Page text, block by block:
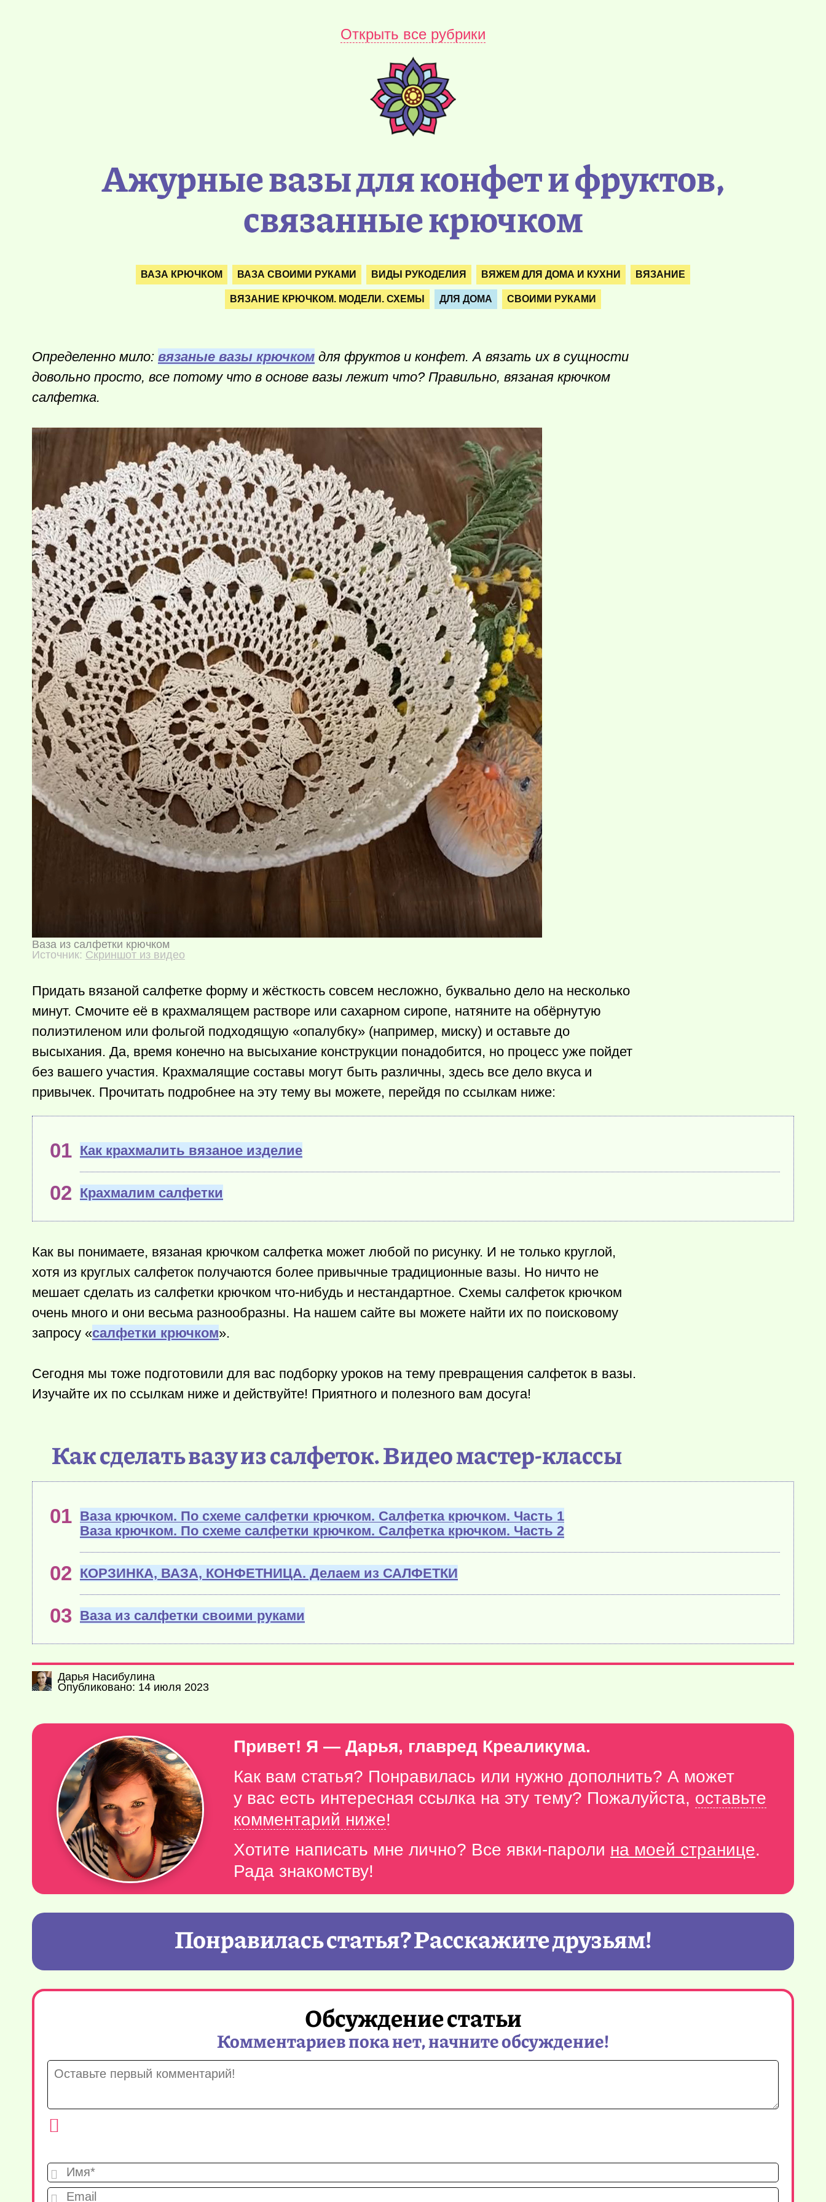
Открыть все рубрики
Ажурные вазы для конфет и фруктов,
связанные крючком
ВАЗА КРЮЧКОМ ВАЗА СВОИМИ РУКАМИ ВИДЫ РУКОДЕЛИЯ ВЯЖЕМ ДЛЯ ДОМА И КУХНИ ВЯЗАНИЕ
ВЯЗАНИЕ КРЮЧКОМ. МОДЕЛИ. СХЕМЫ ДЛЯ ДОМА СВОИМИ РУКАМИ
Определенно мило: вязаные вазы крючком для фруктов и конфет. А вязать их в сущности
довольно просто, все потому что в основе вазы лежит что? Правильно, вязаная крючком
салфетка.
Ваза из салфетки крючком
Источник: Скриншот из видео
Придать вязаной салфетке форму и жёсткость совсем несложно, буквально дело на несколько
минут. Смочите её в крахмалящем растворе или сахарном сиропе, натяните на обёрнутую
полиэтиленом или фольгой подходящую «опалубку» (например, миску) и оставьте до
высыхания. Да, время конечно на высыхание конструкции понадобится, но процесс уже пойдет
без вашего участия. Крахмалящие составы могут быть различны, здесь все дело вкуса и
привычек. Прочитать подробнее на эту тему вы можете, перейдя по ссылкам ниже:
Как крахмалить вязаное изделие
Крахмалим салфетки
Как вы понимаете, вязаная крючком салфетка может любой по рисунку. И не только круглой,
хотя из круглых салфеток получаются более привычные традиционные вазы. Но ничто не
мешает сделать из салфетки крючком что-нибудь и нестандартное. Схемы салфеток крючком
очень много и они весьма разнообразны. На нашем сайте вы можете найти их по поисковому
запросу «салфетки крючком».
Сегодня мы тоже подготовили для вас подборку уроков на тему превращения салфеток в вазы.
Изучайте их по ссылкам ниже и действуйте! Приятного и полезного вам досуга!
Как сделать вазу из салфеток. Видео мастер-классы
Ваза крючком. По схеме салфетки крючком. Салфетка крючком. Часть 1
Ваза крючком. По схеме салфетки крючком. Салфетка крючком. Часть 2
КОРЗИНКА, ВАЗА, КОНФЕТНИЦА. Делаем из САЛФЕТКИ
Ваза из салфетки своими руками
Дарья Насибулина
Опубликовано: 14 июля 2023
Привет! Я — Дарья, главред Креаликума.
Как вам статья? Понравилась или нужно дополнить? А может
у вас есть интересная ссылка на эту тему? Пожалуйста, оставьте
комментарий ниже!
Хотите написать мне лично? Все явки-пароли на моей странице.
Рада знакомству!
Понравилась статья? Расскажите друзьям!
Обсуждение статьи
Комментариев пока нет, начните обсуждение!
Имя*
Email